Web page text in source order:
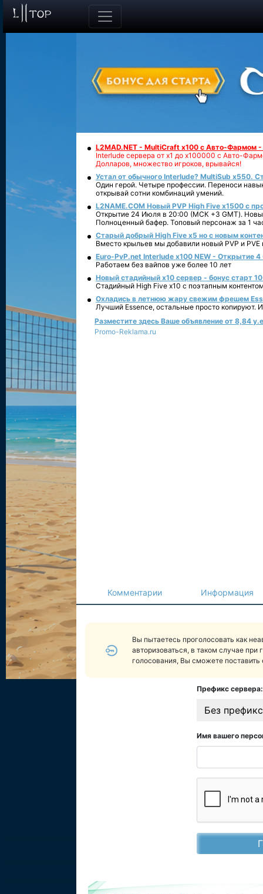
L2MAD.NET - MultiCraft x100 с Авто-Фармом
Interlude сервера от х1 до х100000 с Авто-
Долларов, множество игроков, врывайся!
Устал от обычного Interlude? MultiSub x550.
Один герой. Четыре профессии. Переноси
открывай сотни комбинаций умений.
L2NAME.COM Новый PVP High Five x1500 с
Открытие 24 Июля в 20:00 (МСК +3 GMT).
Полноценный бафер. Топовый персонаж за 1
Старый добрый High Five x5 но с новым
Вместо крыльев мы добавили новый PVP и PVE
Euro-PvP.net Interlude х100 NEW - Открытие 4
Работаем без вайпов уже более 10 лет
Новый стадийный х10 сервер - бонус старт
Стадийный High Five x10 с поэтапным
Охладись в летнюю жару свежим фрешем
Лучший Essence, остальные просто копируют.
Разместите здесь Ваше объявление от 8,84
Promo-Reklama.ru
Комментарии Информация
Вы пытаетесь проголосовать как
авторизоваться, в таком случае при
голосования, Вы сможете поставить
Префикс сервера:
Без
Имя вашего